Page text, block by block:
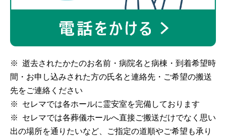
逝去されたかたのお名前・病院名と病棟・到着希望時
間・お申し込みされた方の氏名と連絡先・ご希望の搬送
先をご連絡ください
セレマでは各ホールに霊安室を完備しております
セレマでは各葬儀ホールへ直接ご搬送だけでなく思い
出の場所を通りたいなど、ご指定の道順やご希望も承り